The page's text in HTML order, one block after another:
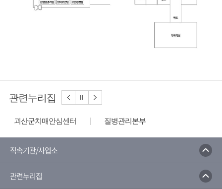
관련누리집
괴산군치매안심센터
질병관리본부
예방접종도우미
직속기관/사업소
관련누리집